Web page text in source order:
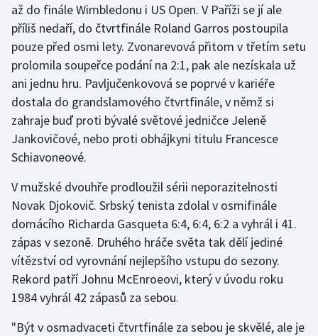
Golf
Gymnastika
Házená
Jezdectví
Judo
Krasobruslení
Lezení
Lyže a snowboard
Moderní pětiboj
Motorsport
až do finále Wimbledonu i US Open. V Paříži se jí ale
příliš nedaří, do čtvrtfinále Roland Garros postoupila
pouze před osmi lety. Zvonarevová přitom v třetím setu
prolomila soupeřce podání na 2:1, pak ale nezískala už
ani jednu hru. Pavljučenkovová se poprvé v kariéře
dostala do grandslamového čtvrtfinále, v němž si
zahraje buď proti bývalé světové jedničce Jeleně
Jankovičové, nebo proti obhájkyni titulu Francesce
Schiavoneové.
V mužské dvouhře prodloužil sérii neporazitelnosti
Novak Djokovič. Srbský tenista zdolal v osmifinále
domácího Richarda Gasqueta 6:4, 6:4, 6:2 a vyhrál i 41.
zápas v sezoně. Druhého hráče světa tak dělí jediné
vítězství od vyrovnání nejlepšího vstupu do sezony.
Rekord patří Johnu McEnroeovi, který v úvodu roku
1984 vyhrál 42 zápasů za sebou.
"Být v osmadvaceti čtvrtfinále za sebou je skvělé, ale je